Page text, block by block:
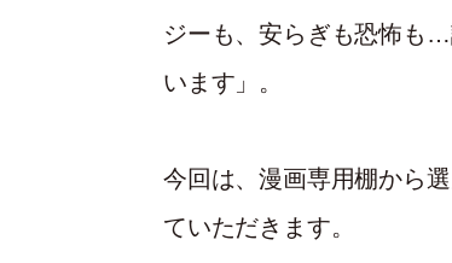
ジーも、安らぎも恐怖も
います」。
今回は、漫画専用棚から
ていただきます。